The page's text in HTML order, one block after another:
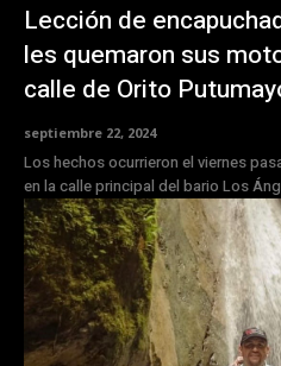
Lección de
les quemaron sus
calle de Orito
septiembre 22, 2024
Los hechos ocurrieron el viernes
en la calle principal del bario Los